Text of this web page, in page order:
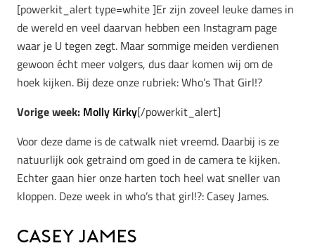
[powerkit_alert type=white ]Er zijn zoveel leuke dames in
de wereld en veel daarvan hebben een Instagram page
waar je U tegen zegt. Maar sommige meiden verdienen
gewoon écht meer volgers, dus daar komen wij om de
hoek kijken. Bij deze onze rubriek: Who’s That Girl!?
Vorige week: Molly Kirky[/powerkit_alert]
Voor deze dame is de catwalk niet vreemd. Daarbij is ze
natuurlijk ook getraind om goed in de camera te kijken.
Echter gaan hier onze harten toch heel wat sneller van
kloppen. Deze week in who’s that girl!?: Casey James.
Casey James